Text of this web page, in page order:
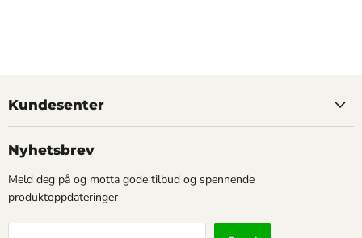
Kundesenter
Nyhetsbrev
Meld deg på og motta gode tilbud og spennende
produktoppdateringer